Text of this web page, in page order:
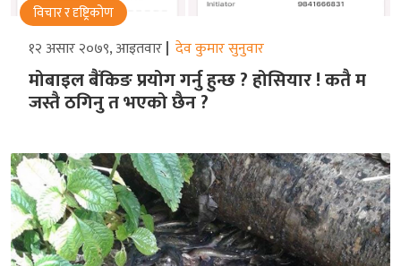
विचार र दृष्ट्रिकोण
१२ असार २०७९, आइतवार देव कुमार सुनुवार
मोबाइल बैंकिङ प्रयोग गर्नु हुन्छ ? होसियार ! कतै म
जस्तै ठगिनु त भएको छैन ?